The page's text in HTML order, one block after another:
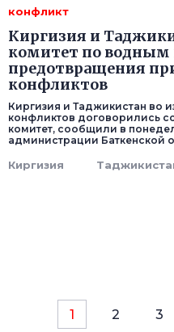
конфликт
Киргизия и
комитет по водным
предотвращения
конфликтов
Киргизия и Таджикистан во
конфликтов договорились
комитет, сообщили в
администрации Баткенской
Киргизия
1 2 3